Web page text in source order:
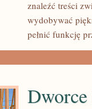
POCZĄTKUJĄCYCHznaleźć treści
wydobywać
pełnić funkcję